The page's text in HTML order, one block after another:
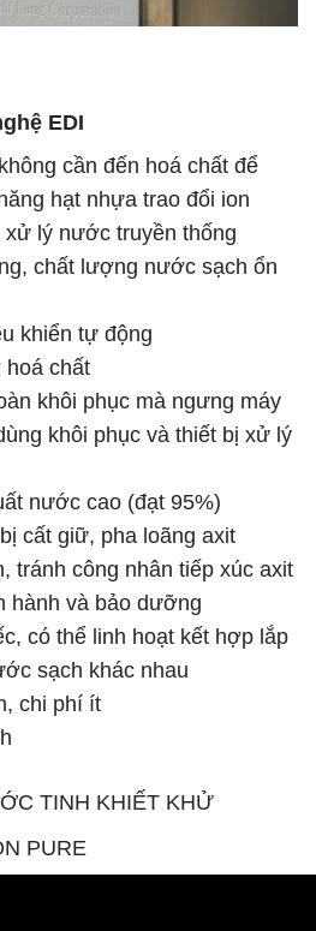
EDI
cần đến hoá chất để
hạt nhựa trao đổi ion
xử lý nước truyền thống
chất lượng nước sạch ổn
khiển tự động
hoá chất
khôi phục mà ngưng máy
khôi phục và thiết bị xử lý
nước cao (đạt 95%)
cất giữ, pha loãng axit
tránh công nhân tiếp xúc axit
hành và bảo dưỡng
có thể linh hoạt kết hợp lắp
sạch khác nhau
chi phí ít
TINH KHIẾT KHỬ
PURE